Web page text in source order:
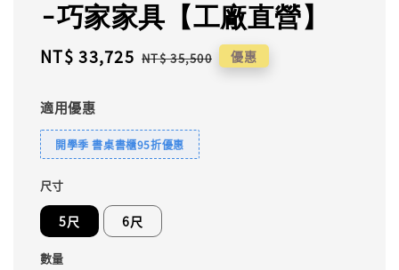
-巧家家具【工廠直營】
Sale
NT$ 33,725 Regular
NT$ 35,500 優惠
適用優惠
開學季 書桌書櫃95折優惠
尺寸
5尺 6尺
數量